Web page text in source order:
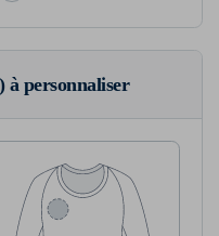
à personnaliser